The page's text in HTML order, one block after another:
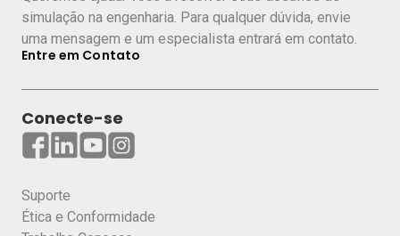
simulação na engenharia. Para qualquer dúvida, envie
uma mensagem e um especialista entrará em contato.
Entre em Contato
Conecte-se
Suporte
Ética e Conformidade